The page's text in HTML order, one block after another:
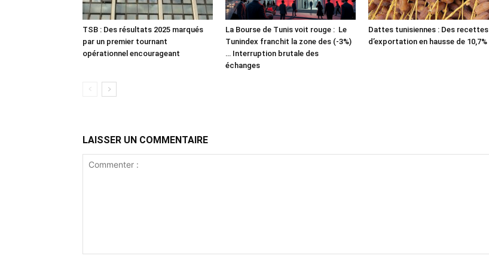
TSB : Des résultats 2025 marqués
par un premier tournant
opérationnel encourageant
La Bourse de Tunis voit rouge : Le
Tunindex franchit la zone des (-3%)
… Interruption brutale des
échanges
Dattes tunisiennes : Des recettes
d’exportation en hausse de 10,7%
LAISSER UN COMMENTAIRE